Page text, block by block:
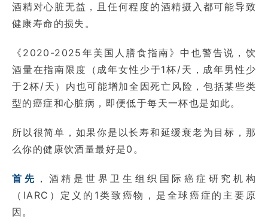
酒精对心脏无益，且任何程度的酒精摄入都可能导致
健康寿命的损失。
《2020-2025年美国人膳食指南》中也警告说，饮
酒量在指南限度（成年女性少于1杯/天，成年男性少
于2杯/天）内也可能增加全因死亡风险，包括某些类
型的癌症和心脏病，即便低于每天一杯也是如此。
所以很简单，如果你是以长寿和延缓衰老为目标，那
么你的健康饮酒量最好是0。
首先 ，酒精是世界卫生组织国际癌症研究机构
（IARC）定义的1类致癌物，是全球癌症的主要原
因。